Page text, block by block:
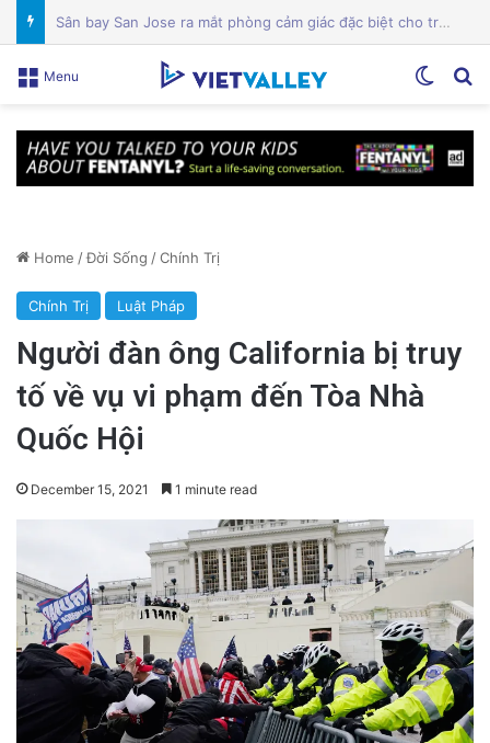
Mỹ lên án Trung Quốc lợi dụng vấn đề môi trường để tăng cường yêu sách Biển Đông
Menu
Home /Đời Sống /Chính Trị
Chính Trị Luật Pháp
Người đàn ông California bị truy
tố về vụ vi phạm đến Tòa Nhà
Quốc Hội
December 15, 2021 1 minute read